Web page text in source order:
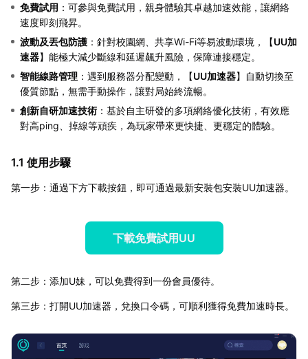
免費試用 ：可參與免費試用，親身體驗其卓越加速效能，讓網絡
速度即刻飛昇。
波動及丟包防護 ：針對校園網、共享Wi-Fi等易波動環境，【UU加
速器】能極大減少斷線和延遲飆升風險，保障連接穩定。
智能線路管理 ：遇到服務器分配變動，【UU加速器】自動切換至
優質節點，無需手動操作，讓對局始終流暢。
創新自研加速技術 ：基於自主研發的多項網絡優化技術，有效應
對高ping、掉線等頑疾，為玩家帶來更快捷、更穩定的體驗。
1.1 使用步驟
第一步：通過下方下載按鈕，即可通過最新安裝包安裝UU加速器。
下載免費試用UU
第二步：添加U妹，可以免費得到一份會員優待。
第三步：打開UU加速器，兌換口令碼，可順利獲得免費加速時長。